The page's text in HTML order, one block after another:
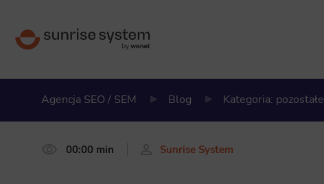
Agencja SEO / SEM Blog Kategoria: pozostałe
00:00 min Sunrise System